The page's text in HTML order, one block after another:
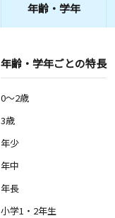
年齢・学年
年齢・学年ごとの特長
0～2歳
3歳
年少
年中
年長
小学1・2年生